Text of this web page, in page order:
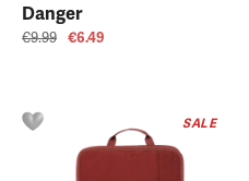
Danger
€9.99 €6.49
SALE